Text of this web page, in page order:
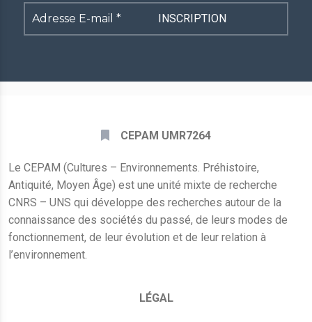
Adresse
E-
CEPAM UMR7264
Le CEPAM (Cultures – Environnements. Préhistoire,
Antiquité, Moyen Âge) est une unité mixte de recherche
CNRS – UNS qui développe des recherches autour de la
connaissance des sociétés du passé, de leurs modes de
fonctionnement, de leur évolution et de leur relation à
l’environnement.
LÉGAL